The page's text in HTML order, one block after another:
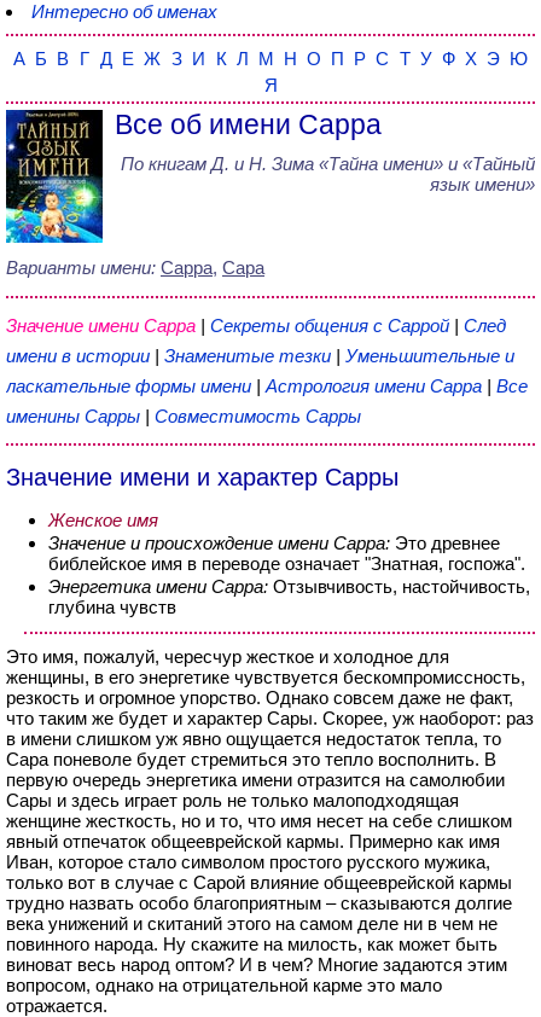
Интересно об именах
А Б В Г Д Е Ж З И К Л М Н О П Р С Т У Ф Х Э Ю
Я
Все об имени Сарра
По книгам Д. и Н. Зима «Тайна имени» и «Тайный
язык имени»
Варианты имени: Сарра, Сара
Значение имени Сарра | Секреты общения с Саррой | След
имени в истории | Знаменитые тезки | Уменьшительные и
ласкательные формы имени | Астрология имени Сарра | Все
именины Сарры | Совместимость Сарры
Значение имени и характер Сарры
Женское имя
Значение и происхождение имени Сарра: Это древнее
библейское имя в переводе означает "Знатная, госпожа".
Энергетика имени Сарра: Отзывчивость, настойчивость,
глубина чувств
Это имя, пожалуй, чересчур жесткое и холодное для
женщины, в его энергетике чувствуется бескомпромиссность,
резкость и огромное упорство. Однако совсем даже не факт,
что таким же будет и характер Сары. Скорее, уж наоборот: раз
в имени слишком уж явно ощущается недостаток тепла, то
Сара поневоле будет стремиться это тепло восполнить. В
первую очередь энергетика имени отразится на самолюбии
Сары и здесь играет роль не только малоподходящая
женщине жесткость, но и то, что имя несет на себе слишком
явный отпечаток общееврейской кармы. Примерно как имя
Иван, которое стало символом простого русского мужика,
только вот в случае с Сарой влияние общееврейской кармы
трудно назвать особо благоприятным – сказываются долгие
века унижений и скитаний этого на самом деле ни в чем не
повинного народа. Ну скажите на милость, как может быть
виноват весь народ оптом? И в чем? Многие задаются этим
вопросом, однако на отрицательной карме это мало
отражается.